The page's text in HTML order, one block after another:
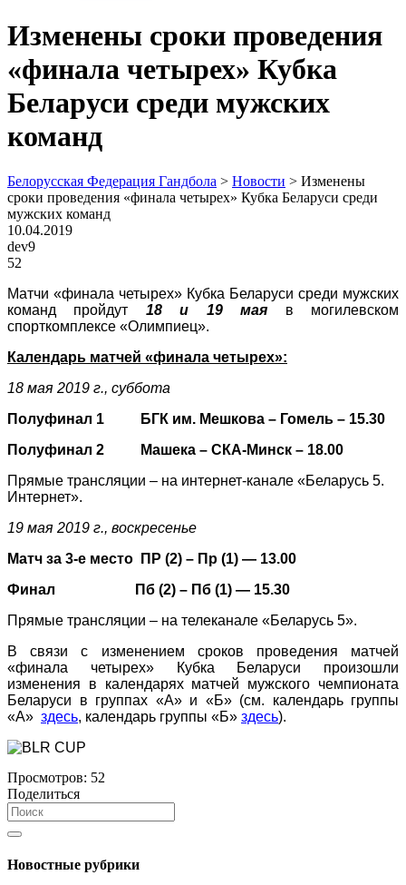
Изменены сроки проведения
«финала четырех» Кубка
Беларуси среди мужских
команд
Белорусская Федерация Гандбола > Новости > Изменены
сроки проведения «финала четырех» Кубка Беларуси среди
мужских команд
10.04.2019
dev9
52
Матчи «финала четырех» Кубка Беларуси среди мужских
команд пройдут 18 и 19 мая в могилевском
спорткомплексе «Олимпиец».
Календарь матчей «финала четырех»:
18 мая 2019 г., суббота
Полуфинал 1 БГК им. Мешкова – Гомель – 15.30
Полуфинал 2 Машека – СКА-Минск – 18.00
Прямые трансляции – на интернет-канале «Беларусь 5.
Интернет».
19 мая 2019 г., воскресенье
Матч за 3-е место ПР (2) – Пр (1) — 13.00
Финал Пб (2) – Пб (1) — 15.30
Прямые трансляции – на телеканале «Беларусь 5».
В связи с изменением сроков проведения матчей
«финала четырех» Кубка Беларуси произошли
изменения в календарях матчей мужского чемпионата
Беларуси в группах «А» и «Б» (см. календарь группы
«А» здесь, календарь группы «Б» здесь).
Просмотров: 52
Поделиться
Новостные рубрики